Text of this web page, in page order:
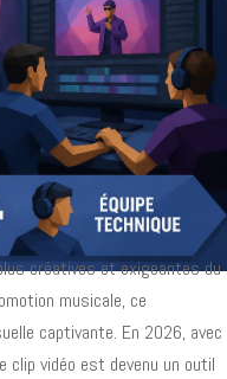
créatives et exigeantes du
musicale, ce
captivante. En 2026, avec
vidéo est devenu un outil